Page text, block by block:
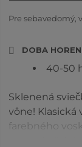
Pre sebavedomý,
DOBA
40-50
Sklenená
vône! Klasická
farebného